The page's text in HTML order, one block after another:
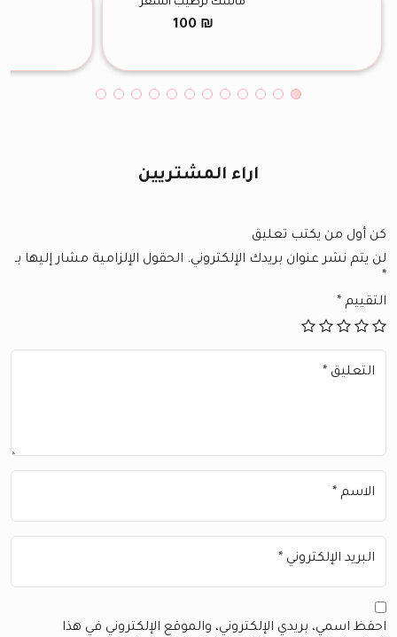
100 ₪
اراء المشتريين
كن أول من يكتب تعليق
لن يتم نشر عنوان بريدك الإلكتروني. الحقول الإلزامية مشار إليها بـ
*
التقييم *
التعليق *
الاسم *
البريد الإلكتروني *
احفظ اسمي، بريدي الإلكتروني، والموقع الإلكتروني في هذا